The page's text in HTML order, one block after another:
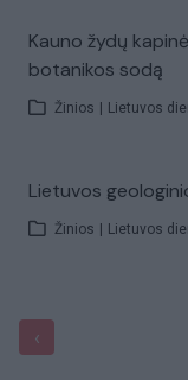
Kauno žydų
botanikos sodą
Žinios Lietuvos
Lietuvos
Žinios Lietuvos
‹